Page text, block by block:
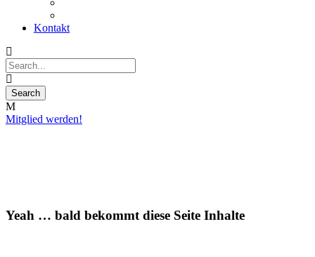
Kontakt
Mitglied werden!
Yeah … bald bekommt diese Seite Inhalte